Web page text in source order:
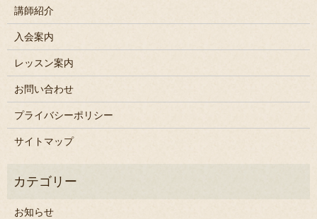
講師紹介
入会案内
レッスン案内
お問い合わせ
プライバシーポリシー
サイトマップ
お知らせ